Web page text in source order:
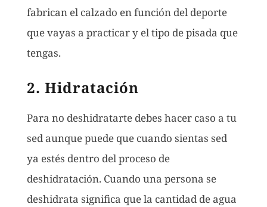
fabrican el calzado en función del deporte
que vayas a practicar y el tipo de pisada que
tengas.
2. Hidratación
Para no deshidratarte debes hacer caso a tu
sed aunque puede que cuando sientas sed
ya estés dentro del proceso de
deshidratación. Cuando una persona se
deshidrata significa que la cantidad de agua